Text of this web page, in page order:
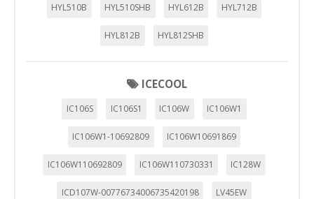
HYL510B HYL510SHB HYL612B HYL712B
HYL812B HYL812SHB
ICECOOL
IC106S IC106S1 IC106W IC106W1
IC106W1-10692809 IC106W10691869
IC106W110692809 IC106W110730331 IC128W
ICD107W-00776734006735420198 LV45EW